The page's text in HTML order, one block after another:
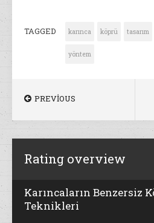
TAGGED karınca köprü tasarım
yöntem
PREVIOUS
Rating overview
Karıncaların Benzersiz
Teknikleri